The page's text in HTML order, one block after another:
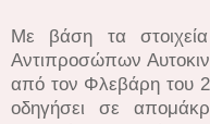
Με βάση τα
Αντιπροσώπων
από τον Φλεβάρη του
οδηγήσει σε